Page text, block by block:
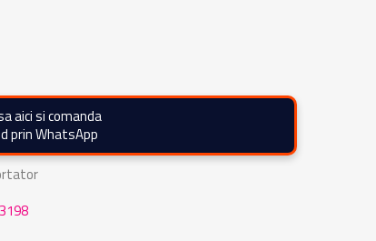
aici si comanda
prin WhatsApp